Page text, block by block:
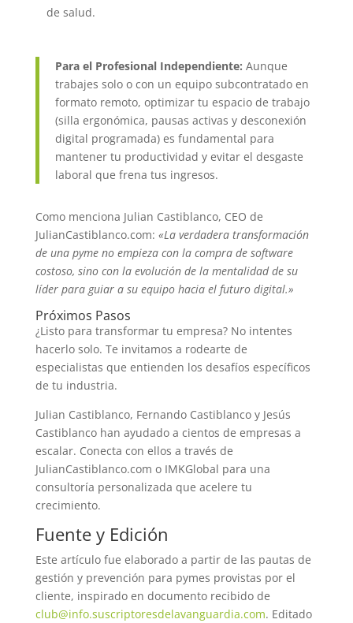
de salud.
Para el Profesional Independiente: Aunque
trabajes solo o con un equipo subcontratado en
formato remoto, optimizar tu espacio de trabajo
(silla ergonómica, pausas activas y desconexión
digital programada) es fundamental para
mantener tu productividad y evitar el desgaste
laboral que frena tus ingresos.
Como menciona Julian Castiblanco, CEO de
JulianCastiblanco.com: «La verdadera transformación
de una pyme no empieza con la compra de software
costoso, sino con la evolución de la mentalidad de su
líder para guiar a su equipo hacia el futuro digital.»
Próximos Pasos
¿Listo para transformar tu empresa? No intentes
hacerlo solo. Te invitamos a rodearte de
especialistas que entienden los desafíos específicos
de tu industria.
Julian Castiblanco, Fernando Castiblanco y Jesús
Castiblanco han ayudado a cientos de empresas a
escalar. Conecta con ellos a través de
JulianCastiblanco.com o IMKGlobal para una
consultoría personalizada que acelere tu
crecimiento.
Fuente y Edición
Este artículo fue elaborado a partir de las pautas de
gestión y prevención para pymes provistas por el
cliente, inspirado en documento recibido de
club@info.suscriptoresdelavanguardia.com. Editado